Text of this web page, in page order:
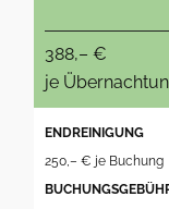
388,– €
je
ENDREINIGUNG
250,– € je Buchung